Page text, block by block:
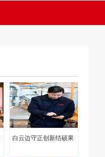
白云边守正创新结硕果